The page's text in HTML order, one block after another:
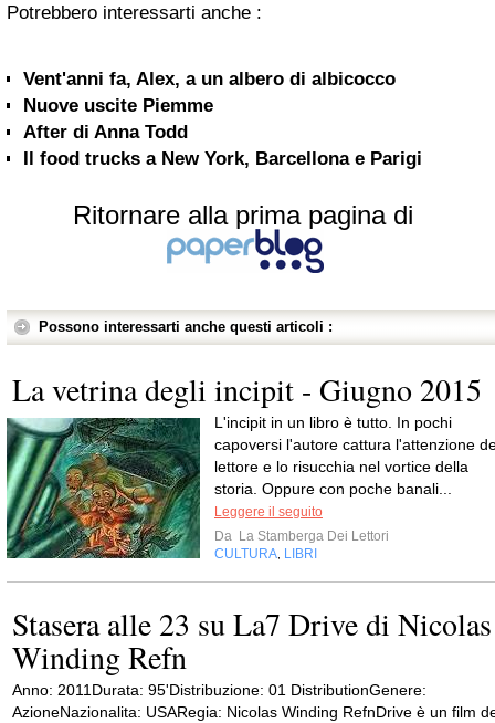
Potrebbero interessarti anche :
Vent'anni fa, Alex, a un albero di albicocco
Nuove uscite Piemme
After di Anna Todd
Il food trucks a New York, Barcellona e Parigi
Ritornare alla prima pagina di
Possono interessarti anche questi articoli :
La vetrina degli incipit - Giugno 2015
L'incipit in un libro è tutto. In pochi
capoversi l'autore cattura l'attenzione
lettore e lo risucchia nel vortice della
storia. Oppure con poche banali...
Leggere il seguito
Da La Stamberga Dei Lettori
CULTURA LIBRI
Stasera alle 23 su La7 Drive di Nicolas
Winding Refn
Anno: 2011Durata: 95'Distribuzione: 01 DistributionGenere:
AzioneNazionalita: USARegia: Nicolas Winding RefnDrive è un film